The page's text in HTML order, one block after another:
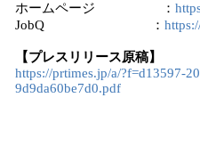
ホームページ ：
JobQ ：
【プレスリリース原稿】
https://prtimes.jp/a/?f=d13597-
9d9da60be7d0.pdf